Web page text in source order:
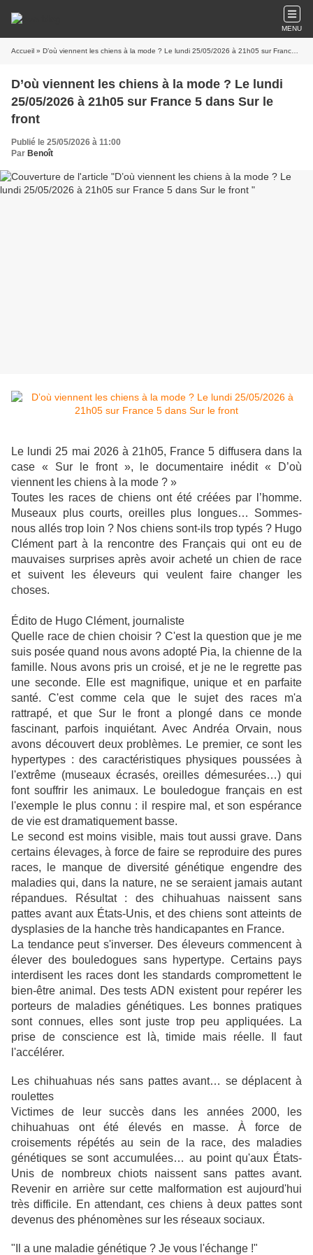
MENU
Accueil » D’où viennent les chiens à la mode ? Le lundi 25/05/2026 à 21h05 sur France 5 dans Sur le front
D’où viennent les chiens à la mode ? Le lundi
25/05/2026 à 21h05 sur France 5 dans Sur le
front
Publié le 25/05/2026 à 11:00
Par Benoît
Le lundi 25 mai 2026 à 21h05, France 5 diffusera dans la
case « Sur le front », le documentaire inédit « D’où
viennent les chiens à la mode ? »
Toutes les races de chiens ont été créées par l’homme.
Museaux plus courts, oreilles plus longues… Sommes-
nous allés trop loin ? Nos chiens sont-ils trop typés ? Hugo
Clément part à la rencontre des Français qui ont eu de
mauvaises surprises après avoir acheté un chien de race
et suivent les éleveurs qui veulent faire changer les
choses.
Édito de Hugo Clément, journaliste
Quelle race de chien choisir ? C'est la question que je me
suis posée quand nous avons adopté Pia, la chienne de la
famille. Nous avons pris un croisé, et je ne le regrette pas
une seconde. Elle est magnifique, unique et en parfaite
santé. C'est comme cela que le sujet des races m'a
rattrapé, et que Sur le front a plongé dans ce monde
fascinant, parfois inquiétant. Avec Andréa Orvain, nous
avons découvert deux problèmes. Le premier, ce sont les
hypertypes : des caractéristiques physiques poussées à
l'extrême (museaux écrasés, oreilles démesurées…) qui
font souffrir les animaux. Le bouledogue français en est
l'exemple le plus connu : il respire mal, et son espérance
de vie est dramatiquement basse.
Le second est moins visible, mais tout aussi grave. Dans
certains élevages, à force de faire se reproduire des pures
races, le manque de diversité génétique engendre des
maladies qui, dans la nature, ne se seraient jamais autant
répandues. Résultat : des chihuahuas naissent sans
pattes avant aux États-Unis, et des chiens sont atteints de
dysplasies de la hanche très handicapantes en France.
La tendance peut s'inverser. Des éleveurs commencent à
élever des bouledogues sans hypertype. Certains pays
interdisent les races dont les standards compromettent le
bien-être animal. Des tests ADN existent pour repérer les
porteurs de maladies génétiques. Les bonnes pratiques
sont connues, elles sont juste trop peu appliquées. La
prise de conscience est là, timide mais réelle. Il faut
l'accélérer.
Les chihuahuas nés sans pattes avant… se déplacent à
roulettes
Victimes de leur succès dans les années 2000, les
chihuahuas ont été élevés en masse. À force de
croisements répétés au sein de la race, des maladies
génétiques se sont accumulées… au point qu'aux États-
Unis de nombreux chiots naissent sans pattes avant.
Revenir en arrière sur cette malformation est aujourd'hui
très difficile. En attendant, ces chiens à deux pattes sont
devenus des phénomènes sur les réseaux sociaux.
"Il a une maladie génétique ? Je vous l'échange !"